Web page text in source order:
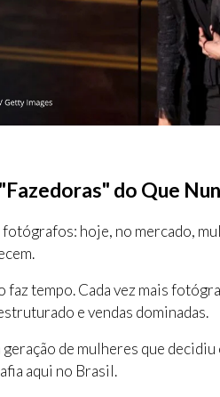
do Que
hoje, no mercado,
tempo. Cada vez mais
e vendas dominadas.
de mulheres que
aqui no Brasil.